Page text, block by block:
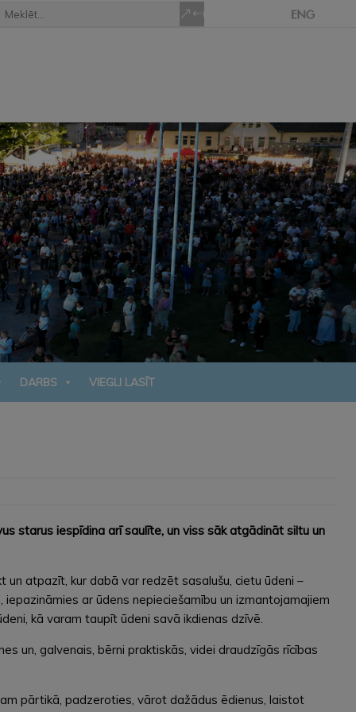
DARBS VIEGLI LASĪT
starus iespīdina arī saulīte, un viss sāk atgādināt siltu un
atpazīt, kur dabā var redzēt sasalušu, cietu ūdeni –
ar ūdens nepieciešamību un izmantojamajiem
kā varam taupīt ūdeni savā ikdienas dzīvē.
un, galvenais, bērni praktiskās, videi draudzīgās rīcības
pārtikā, padzeroties, vārot dažādus ēdienus, laistot